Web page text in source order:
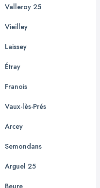
Valleroy 25
Vieilley
Laissey
Étray
Franois
Vaux-lès-Prés
Arcey
Semondans
Arguel 25
Beure